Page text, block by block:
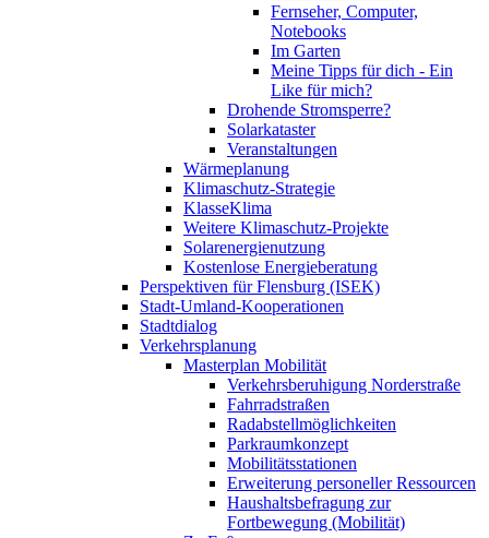
Fernseher, Computer,
Notebooks
Im Garten
Meine Tipps für dich - Ein
Like für mich?
Drohende Stromsperre?
Solarkataster
Veranstaltungen
Wärmeplanung
Klimaschutz-Strategie
KlasseKlima
Weitere Klimaschutz-Projekte
Solarenergienutzung
Kostenlose Energieberatung
Perspektiven für Flensburg (ISEK)
Stadt-Umland-Kooperationen
Stadtdialog
Verkehrsplanung
Masterplan Mobilität
Verkehrsberuhigung Norderstraße
Fahrradstraßen
Radabstellmöglichkeiten
Parkraumkonzept
Mobilitätsstationen
Erweiterung personeller Ressourcen
Haushaltsbefragung zur
Fortbewegung (Mobilität)